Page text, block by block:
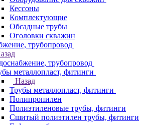
Кессоны
Комплектующие
Обсадные трубы
Оголовки скважин
трубопровод
трубопровод
металлопласт, фитинги
Назад
Трубы металлопласт, фитинги
Полипропилен
Полиэтиленовые трубы, фитинги
Сшитый полиэтилен трубы, фитинги